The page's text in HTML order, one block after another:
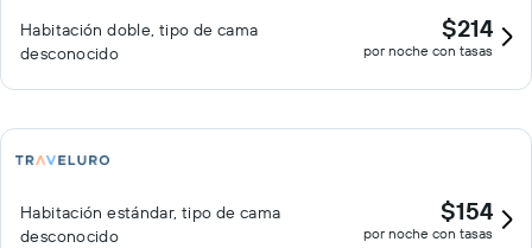
Habitación doble, tipo de cama
desconocido
$214
por noche con tasas
Habitación estándar, tipo de cama
desconocido
$154
por noche con tasas